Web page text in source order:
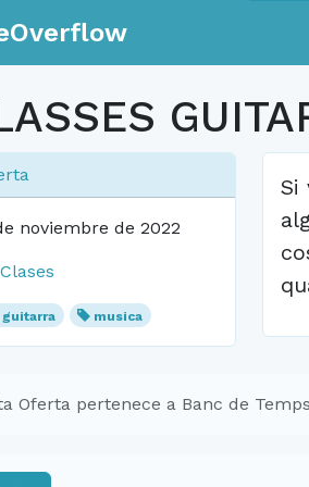
noviembre de 2022
guitarra musica
Si
Oferta pertenece a Banc de